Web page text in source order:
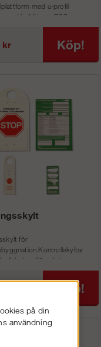
med u-profil
halkfri yta. ECO
har bland annat följande
kr Köp!
för
Arbetsmiljöverkets nya
2013:4Vi har ...
Köp!
på din
användning